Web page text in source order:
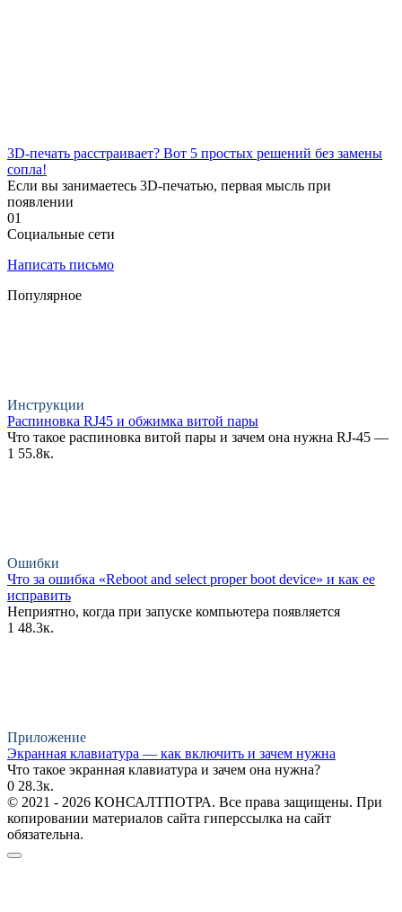
3D-печать расстраивает? Вот 5 простых решений без замены
сопла!
Если вы занимаетесь 3D-печатью, первая мысль при
появлении
01
Социальные сети
Написать письмо
Популярное
Инструкции
Распиновка RJ45 и обжимка витой пары
Что такое распиновка витой пары и зачем она нужна RJ-45 —
1 55.8к.
Ошибки
Что за ошибка «Reboot and select proper boot device» и как ее
исправить
Неприятно, когда при запуске компьютера появляется
1 48.3к.
Приложение
Экранная клавиатура — как включить и зачем нужна
Что такое экранная клавиатура и зачем она нужна?
0 28.3к.
© 2021 - 2026 КОНСАЛТПОТРА. Все права защищены. При
копировании материалов сайта гиперссылка на сайт
обязательна.